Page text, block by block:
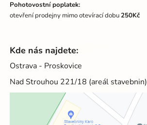
Pohotovostní poplatek:
otevření prodejny mimo otevírací dobu250Kč
Kde nás najdete:
Ostrava - Proskovice
Nad Strouhou 221/18 (areál stavebnin)